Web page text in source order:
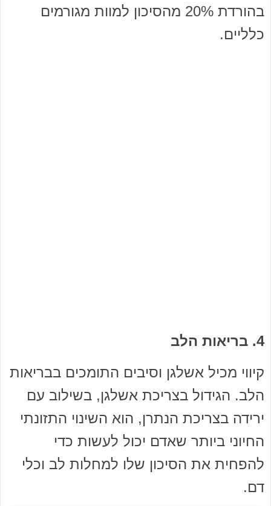
בהורדת 20% מהסיכון למוות מגורמים
כלליים.
4. בריאות הלב
קיווי מכיל אשלגן וסיבים התומכים בבריאות
הלב. הגידול בצריכת אשלגן, בשילוב עם
ירידה בצריכת הנתרן, הוא השינוי התזונתי
החיוני ביותר שאדם יכול לעשות כדי
להפחית את הסיכון שלו למחלות לב וכלי
דם.